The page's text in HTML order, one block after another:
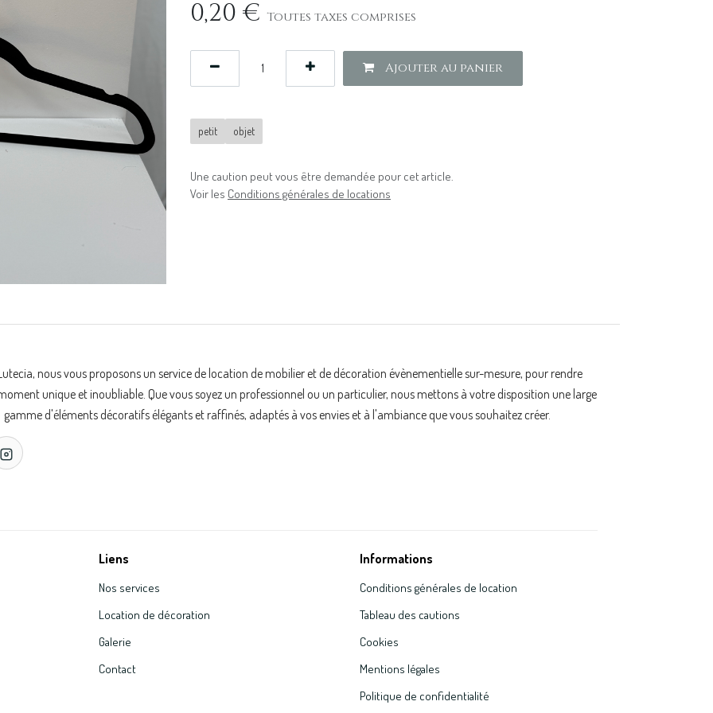
0,20 € Toutes taxes comprises
Ajouter au panier
petit objet
Une caution peut vous être demandée pour cet article.
Voir les Conditions générales de locations
nous vous proposons un service de location de mobilier et de décoration évènementielle sur-mesure, pour rendre
unique et inoubliable. Que vous soyez un professionnel ou un particulier, nous mettons à votre disposition une large
gamme d'éléments décoratifs élégants et raffinés, adaptés à vos envies et à l'ambiance que vous souhaitez créer.
Liens
Nos services
Location de décoration
Galerie
Contact
Informations
Conditions générales de location
Tableau des cautions
Cookies
Mentions légales
Politique de confidentialité